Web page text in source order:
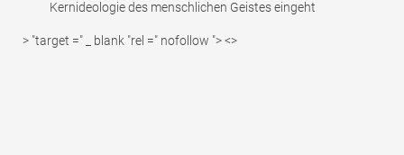
Kernideologie des menschlichen Geistes eingeht
> "target =" _ blank "rel =" nofollow "> <>